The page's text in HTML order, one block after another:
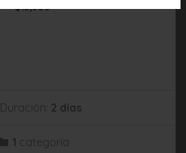
$15,000
Duración: 2 días
1 categoría